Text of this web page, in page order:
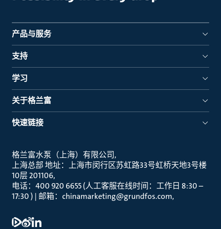
产品与服务
支持
学习
关于格兰富
快速链接
格兰富水泵（上海）有限公司
上海总部 地址：上海市闵行区苏虹路33号虹桥天地3号楼
10层 201106
电话：400 920 6655 (人工客服在线时间：工作日 8:30 –
17:30 ) | 邮箱：chinamarketing@grundfos.com